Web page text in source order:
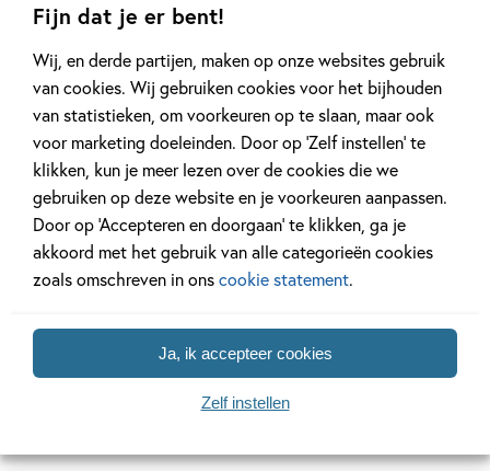
Fijn dat je er bent!
Wij, en derde partijen, maken op onze websites gebruik
van cookies. Wij gebruiken cookies voor het bijhouden
van statistieken, om voorkeuren op te slaan, maar ook
voor marketing doeleinden. Door op ‘Zelf instellen’ te
klikken, kun je meer lezen over de cookies die we
gebruiken op deze website en je voorkeuren aanpassen.
Door op ‘Accepteren en doorgaan’ te klikken, ga je
akkoord met het gebruik van alle categorieën cookies
zoals omschreven in onscookie statement.
Ja, ik accepteer cookies
Zelf instellen
'Opnieuw een humoristisch en spannend
boek, geschreven in een vlotte stijl, in
korte zinnen, die steeds op een nieuwe
regel beginnen zonder moeilijke
woorden of zinsconstructies.' NBD